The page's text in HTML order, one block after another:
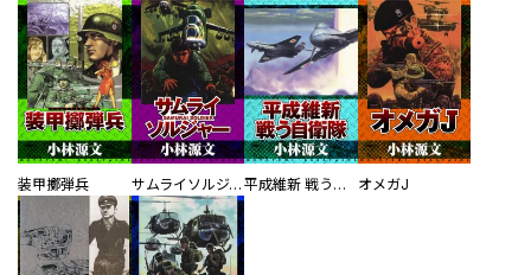
装甲擲弾兵 サムライソルジャー SAMURAI SOLDIER 平成維新 戦う自衛隊 オメガJ